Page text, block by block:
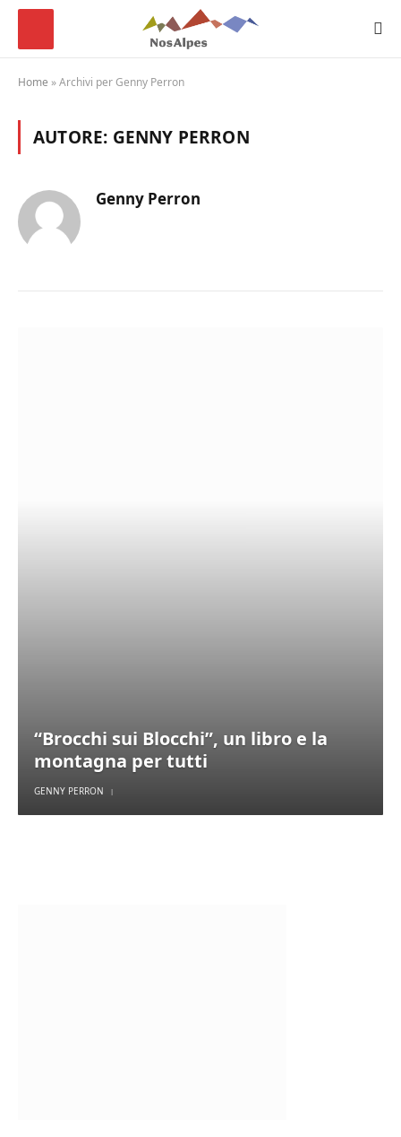
Home »Archivi per Genny Perron
AUTORE: GENNY PERRON
Genny Perron
“Brocchi sui Blocchi”, un libro e la
montagna per tutti
GENNY PERRON